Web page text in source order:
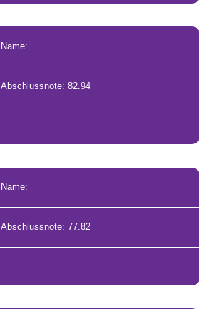
Name:
Abschlussnote: 82.94
Name:
Abschlussnote: 77.82